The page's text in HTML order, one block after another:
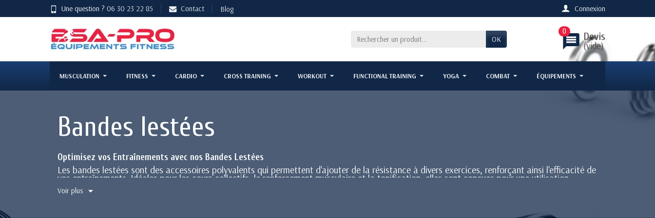
Une question ? 06 30 23 22 85 Contact Blog Connexion
OK message Devis
(vide)
0
MUSCULATION FITNESS CARDIO CROSS TRAINING WORKOUT FUNCTIONAL TRAINING YOGA COMBAT ÉQUIPEMENTS
Bandes lestées
Optimisez vos Entraînements avec nos Bandes Lestées
Les bandes lestées sont des accessoires polyvalents qui permettent d'ajouter de la résistance à divers exercices, renforçant ainsi l'efficacité de
vos entraînements. Idéales pour les cours collectifs, le renforcement musculaire et la tonification, elles sont conçues pour une utilisation
intensive en salle de sport.
Voir plus